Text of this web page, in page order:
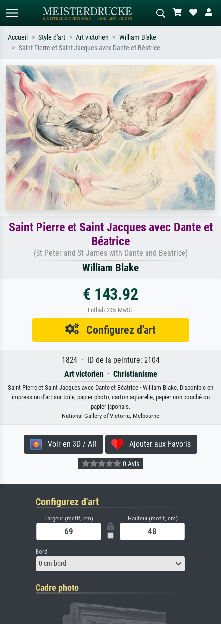
Recherchez par artiste, titre ou style –
ex. Monet, Nuit étoilée,
impressionnisme, vague de Hokusai,
nu.
Décrivez la scène – ex. prairie verte,
abstrait avec beaucoup de rouge,
tableau sombre, nu debout près d'un
arbre.
Accueil Style d'art Art victorien
William Blake
Saint Pierre et Saint Jacques avec Dante et Béatrice
Saint Pierre et Saint Jacques avec Dante et
Béatrice
(St Peter and St James with Dante and Beatrice)
William Blake
€ 143.92
Enthält 20% MwSt.
Configurez d'art
1824 · ID de la peinture: 2104
Art victorien · Christianisme
Saint Pierre et Saint Jacques avec Dante et Béatrice · William Blake. Disponible en
impression d'art sur toile, papier photo, carton aquarelle, papier non couché ou
papier japonais.
National Gallery of Victoria, Melbourne
Voir en 3D / AR Ajouter aux Favoris
0 Avis
Configurez d'art
Largeur (motif, cm) Hauteur (motif, cm)
Bord
0 cm bord
Cadre photo